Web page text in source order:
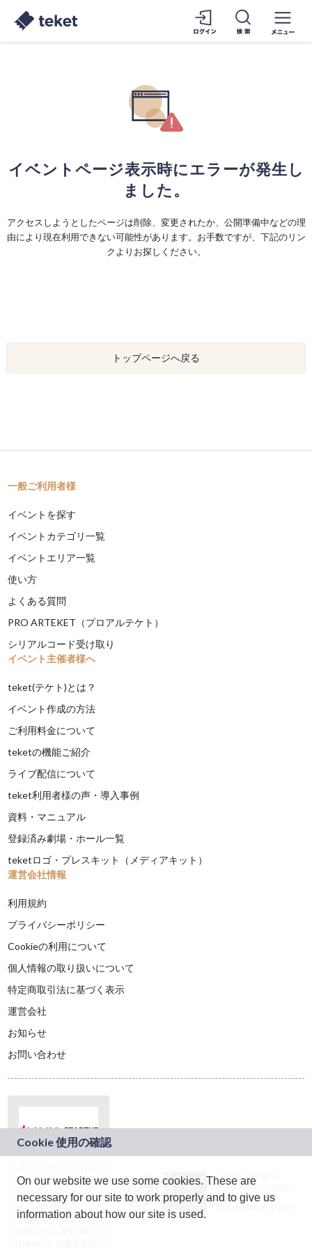
イベントページ表示時にエラーが発生し
ました。
アクセスしようとしたページは削除、変更されたか、公開準備中などの理
由により現在利用できない可能性があります。お手数ですが、下記のリン
クよりお探しください。
トップページへ戻る
一般ご利用者様
イベントを探す
イベントカテゴリ一覧
イベントエリア一覧
使い方
よくある質問
PRO ARTEKET（プロアルテケト）
シリアルコード受け取り
イベント主催者様へ
teket(テケト)とは？
イベント作成の方法
ご利用料金について
teketの機能ご紹介
ライブ配信について
teket利用者様の声・導入事例
資料・マニュアル
登録済み劇場・ホール一覧
teketロゴ・プレスキット（メディアキット）
運営会社情報
利用規約
プライバシーポリシー
Cookieの利用について
個人情報の取り扱いについて
特定商取引法に基づく表示
運営会社
お知らせ
お問い合わせ
ドコモグループの新
規事業創出プログラ
ム「docomo
STARTUP」を通じて
JASRAC許諾番号：
9024936001Y45037
JASRAC許諾番号：
On our website we use some cookies. These are
necessary for our site to work properly and to give us
information about how our site is used.